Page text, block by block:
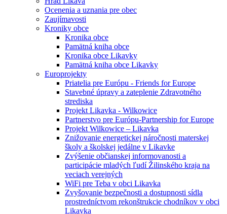
Ocenenia a uznania pre obec
Zaujímavosti
Kroniky obce
Kronika obce
Pamätná kniha obce
Kronika obce Likavky
Pamätná kniha obce Likavky
Europrojekty
Priatelia pre Európu - Friends for Europe
Stavebné úpravy a zateplenie Zdravotného
strediska
Projekt Likavka - Wilkowice
Partnerstvo pre Európu-Partnership for Europe
Projekt Wilkowice – Likavka
Znižovanie energetickej náročnosti materskej
školy a školskej jedálne v Likavke
Zvýšenie občianskej informovanosti a
participácie mladých ľudí Žilinského kraja na
veciach verejných
WiFi pre Teba v obci Likavka
Zvyšovanie bezpečnosti a dostupnosti sídla
prostredníctvom rekonštrukcie chodníkov v obci
Likavka